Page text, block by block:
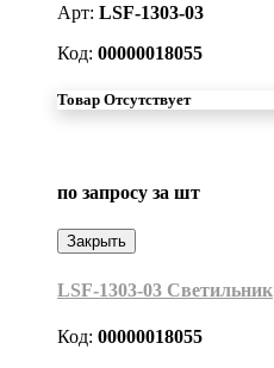
Арт: LSF-1303-03
Код: 00000018055
Товар Отсутствует
по запросу за шт
Закрыть
LSF-1303-03 Светильник
Код: 00000018055